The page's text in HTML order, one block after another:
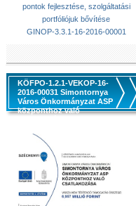
pontok fejlesztése, szolgáltatási
portfóliójuk bővítése
GINOP-3.3.1-16-2016-00001
KÖFPO-1.2.1-VEKOP-16-
2016-00031 Simontornya
Város Önkormányzat ASP
központhoz való